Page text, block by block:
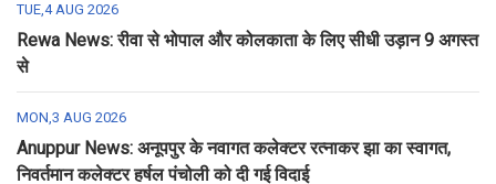
TUE,4 AUG 2026
Rewa News: रीवा से भोपाल और कोलकाता के लिए सीधी उड़ान 9 अगस्त
से
MON,3 AUG 2026
Anuppur News: अनूपपुर के नवागत कलेक्टर रत्नाकर झा का स्वागत,
निवर्तमान कलेक्टर हर्षल पंचोली को दी गई विदाई